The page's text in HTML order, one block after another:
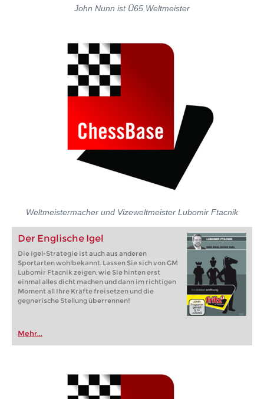
John Nunn ist Ü65 Weltmeister
Weltmeistermacher und Vizeweltmeister Lubomir Ftacnik
Der Englische Igel
Die Igel-Strategie ist auch aus anderen
Sportarten wohlbekannt. Lassen Sie sich von GM
Lubomir Ftacnik zeigen, wie Sie hinten erst
einmal alles dicht machen und dann im richtigen
Moment all Ihre Kräfte freisetzen und die
gegnerische Stellung überrennen!
Mehr...